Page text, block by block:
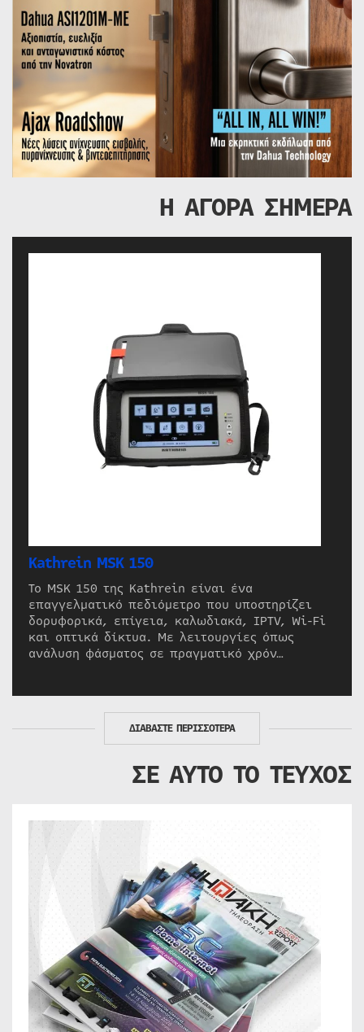
Η ΑΓΟΡΑ ΣΗΜΕΡΑ
Kathrein MSK 150
Το MSK 150 της Kathrein είναι ένα
επαγγελματικό πεδιόμετρο που υποστηρίζει
δορυφορικά, επίγεια, καλωδιακά, IPTV, Wi-Fi
και οπτικά δίκτυα. Με λειτουργίες όπως
ανάλυση φάσματος σε πραγματικό χρόν…
ΔΙΑΒΑΣΤΕ ΠΕΡΙΣΣΟΤΕΡΑ
ΣΕ ΑΥΤΟ ΤΟ ΤΕΥΧΟΣ